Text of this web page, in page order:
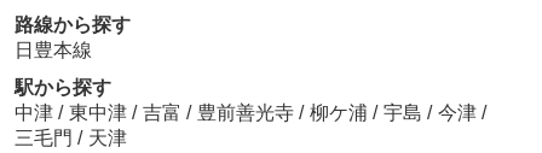
路線から探す
日豊本線
駅から探す
中津 / 東中津 / 吉富 / 豊前善光寺 / 柳ケ浦 / 宇島 / 今津 /
三毛門 / 天津